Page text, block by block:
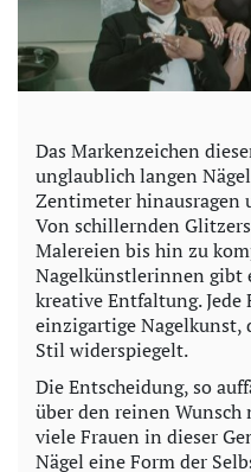
Das Markenzeichen
unglaublich langen
Zentimeter hinausragen
Von schillernden
Malereien bis hin zu
Nagelkünstlerinnen gibt
kreative Entfaltung.
einzigartige
Stil widerspiegelt.
Die Entscheidung, so
über den reinen Wunsch
viele Frauen in dieser
Nägel eine Form der